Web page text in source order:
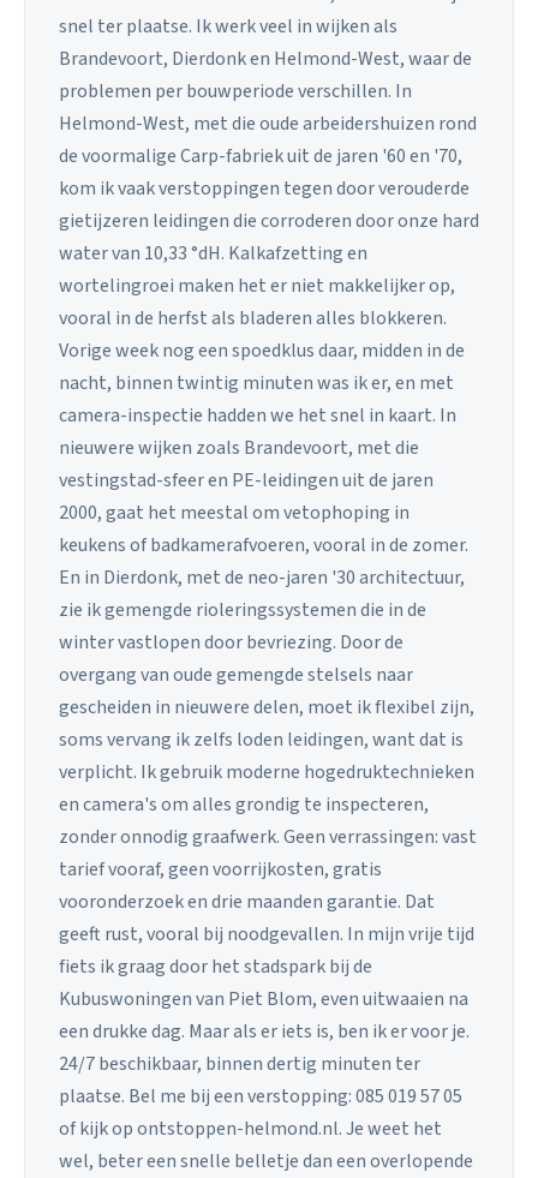
snel ter plaatse. Ik werk veel in wijken als
Brandevoort, Dierdonk en Helmond-West, waar de
problemen per bouwperiode verschillen. In
Helmond-West, met die oude arbeidershuizen rond
de voormalige Carp-fabriek uit de jaren '60 en '70,
kom ik vaak verstoppingen tegen door verouderde
gietijzeren leidingen die corroderen door onze hard
water van 10,33 °dH. Kalkafzetting en
wortelingroei maken het er niet makkelijker op,
vooral in de herfst als bladeren alles blokkeren.
Vorige week nog een spoedklus daar, midden in de
nacht, binnen twintig minuten was ik er, en met
camera-inspectie hadden we het snel in kaart. In
nieuwere wijken zoals Brandevoort, met die
vestingstad-sfeer en PE-leidingen uit de jaren
2000, gaat het meestal om vetophoping in
keukens of badkamerafvoeren, vooral in de zomer.
En in Dierdonk, met de neo-jaren '30 architectuur,
zie ik gemengde rioleringssystemen die in de
winter vastlopen door bevriezing. Door de
overgang van oude gemengde stelsels naar
gescheiden in nieuwere delen, moet ik flexibel zijn,
soms vervang ik zelfs loden leidingen, want dat is
verplicht. Ik gebruik moderne hogedruktechnieken
en camera's om alles grondig te inspecteren,
zonder onnodig graafwerk. Geen verrassingen: vast
tarief vooraf, geen voorrijkosten, gratis
vooronderzoek en drie maanden garantie. Dat
geeft rust, vooral bij noodgevallen. In mijn vrije tijd
fiets ik graag door het stadspark bij de
Kubuswoningen van Piet Blom, even uitwaaien na
een drukke dag. Maar als er iets is, ben ik er voor je.
24/7 beschikbaar, binnen dertig minuten ter
plaatse. Bel me bij een verstopping: 085 019 57 05
of kijk op ontstoppen-helmond.nl. Je weet het
wel, beter een snelle belletje dan een overlopende